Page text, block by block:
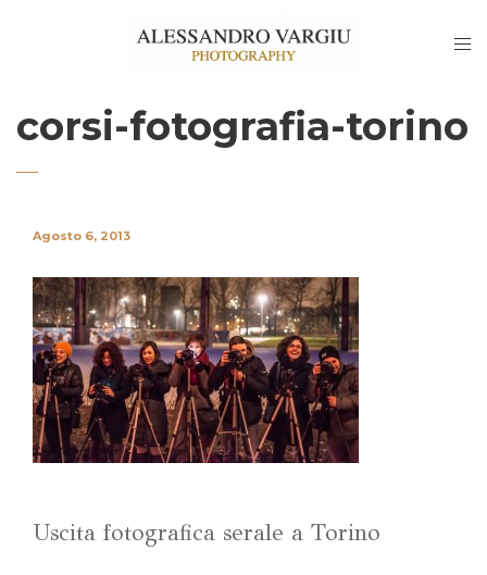
corsi-fotografia-torino
Agosto 6, 2013
Uscita fotografica serale a Torino